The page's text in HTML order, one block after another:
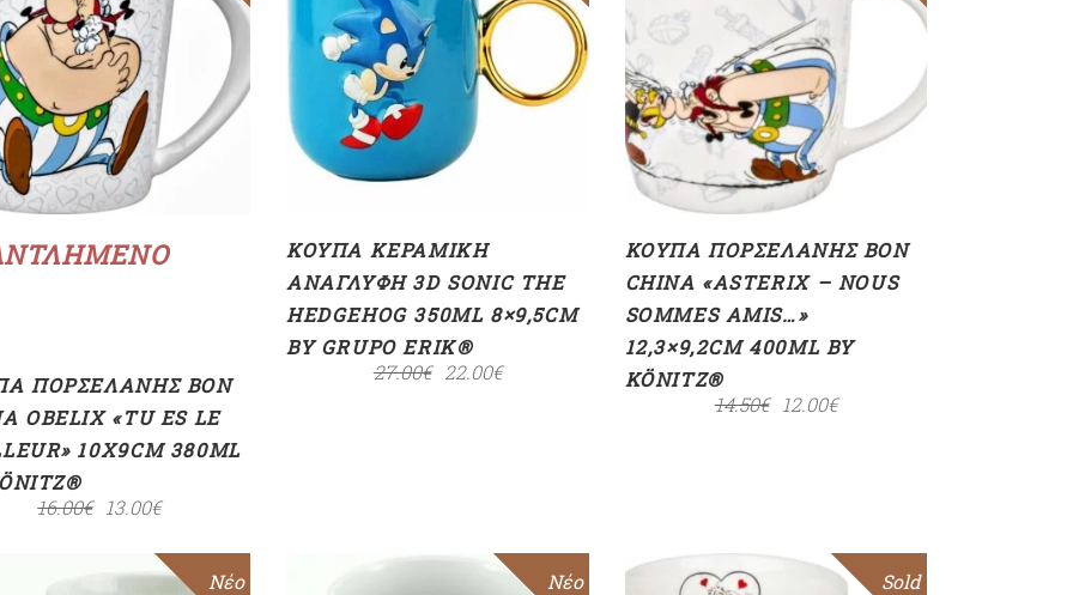
Διαβάστε περισσότερα
ΠΟΡΣΕΛΆΝΗΣ BON
OBELIX «TU ES LE
10X9CM 380ML
16.00€ 13.00€
ΠΡΟΣΘΉΚΗ ΣΤΟ
ΚΑΛΆΘΙ
ΚΟΎΠΑ ΚΕΡΑΜΙΚΉ
ΑΝΆΓΛΥΦΗ 3D SONIC THE
HEDGEHOG 350ML 8×9,5CM
BY GRUPO ERIK®
27.00€ 22.00€
ΠΡΟΣΘΉΚΗ ΣΤΟ
ΚΑΛΆΘΙ
ΚΟΎΠΑ ΠΟΡΣΕΛΆΝΗΣ BON
CHINA «ASTERIX – NOUS
SOMMES AMIS…»
12,3×9,2CM 400ML BY
KÖNITZ®
14.50€ 12.00€
Sale
Νέο Sale
Νέο Sale
Sold